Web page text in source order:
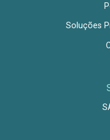
Soluções